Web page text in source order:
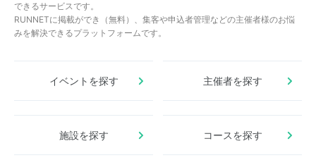
できるサービスです。
RUNNETに掲載ができ（無料）、集客や申込者管理などの主催者様のお悩
みを解決できるプラットフォームです。
イベントを探す 主催者を探す
施設を探す コースを探す